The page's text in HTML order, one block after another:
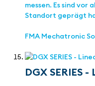
messen. Es sind vor
Standort geprägt
FMA Mechatronic
DGX SERIES